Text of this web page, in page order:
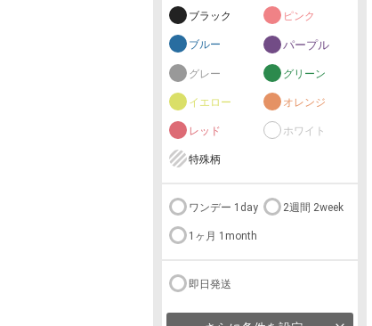
ブラック ピンク
ブルー パープル
グレー グリーン
イエロー オレンジ
レッド ホワイト
特殊柄
ワンデー 1day 2週間 2week
1ヶ月 1month
即日発送